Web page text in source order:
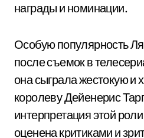
награды и номинации.
Особую популярность
после съемок в
она сыграла жестокую и
королеву Дейенерис
интерпретация этой
оценена критиками и